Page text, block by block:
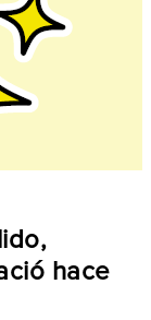
hace